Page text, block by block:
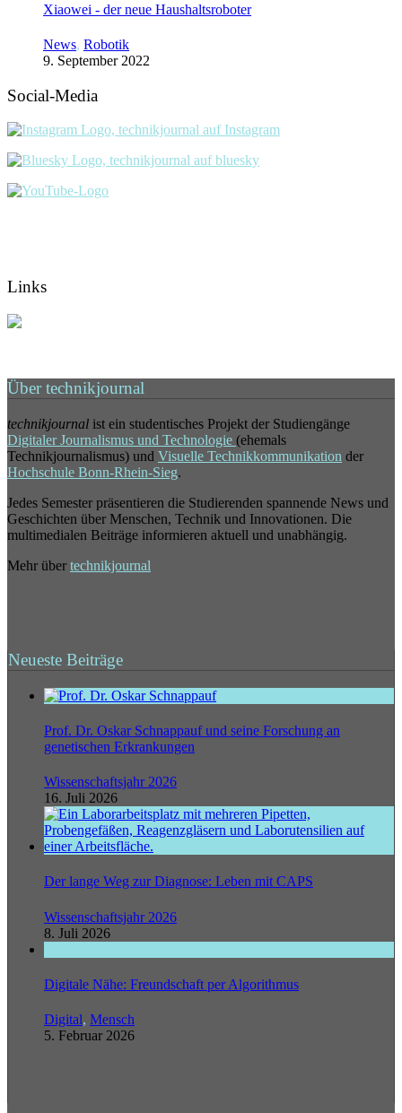
Xiaowei - der neue Haushaltsroboter
News, Robotik
9. September 2022
Social-Media
Links
Über technikjournal
technikjournal ist ein studentisches Projekt der Studiengänge
Digitaler Journalismus und Technologie (ehemals
Technikjournalismus) und Visuelle Technikkommunikation der
Hochschule Bonn-Rhein-Sieg.
Jedes Semester präsentieren die Studierenden spannende News und
Geschichten über Menschen, Technik und Innovationen. Die
multimedialen Beiträge informieren aktuell und unabhängig.
Mehr über technikjournal
Neueste Beiträge
Prof. Dr. Oskar Schnappauf und seine Forschung an
genetischen Erkrankungen
Wissenschaftsjahr 2026
16. Juli 2026
Der lange Weg zur Diagnose: Leben mit CAPS
Wissenschaftsjahr 2026
8. Juli 2026
Digitale Nähe: Freundschaft per Algorithmus
Digital, Mensch
5. Februar 2026